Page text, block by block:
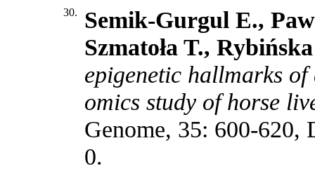
30.
Semik-Gurgul E.,
Szmatoła T.,
epigenetic hallmarks
omics study of horse
Genome, 35: 600-620,
0.